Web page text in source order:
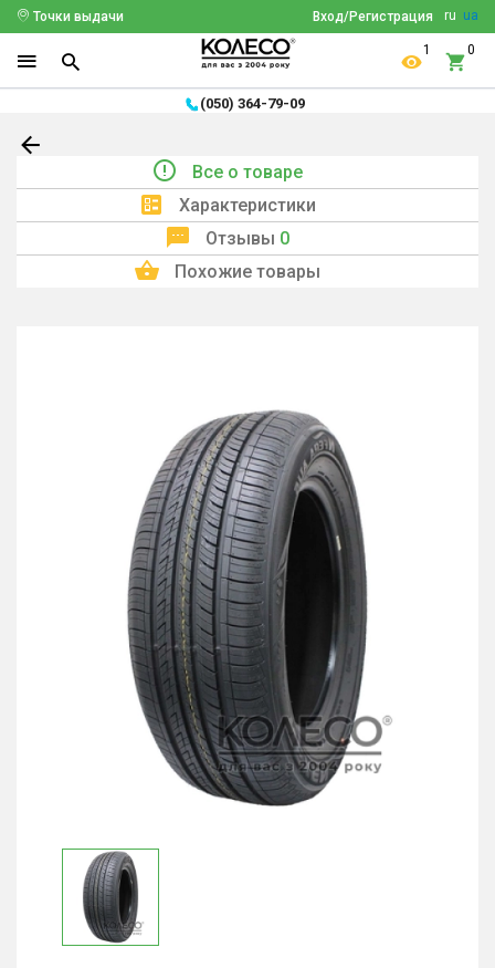
ru ua
Вход/Регистрация
Точки выдачи
1 0
(050) 364-79-09
Все о товаре
Характеристики
Отзывы 0
Похожие товары